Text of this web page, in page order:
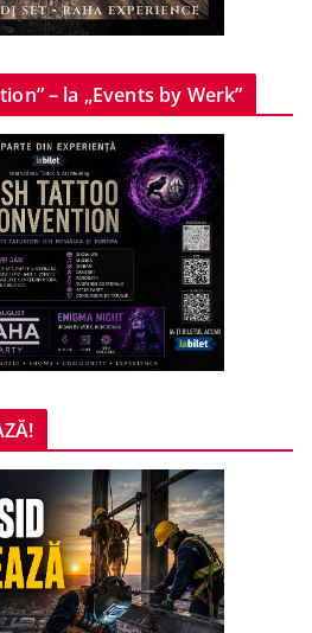
– la „Events by Werk”